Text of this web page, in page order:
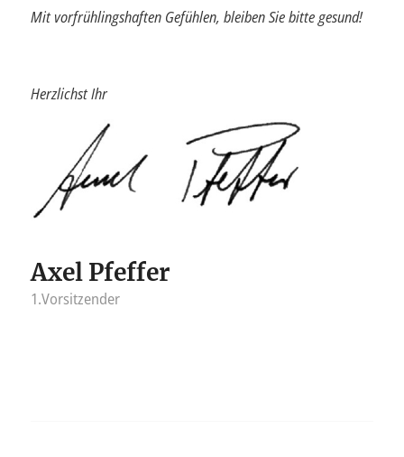
Mit vorfrühlingshaften Gefühlen, bleiben Sie bitte gesund!
Herzlichst Ihr
Axel Pfeffer
1.Vorsitzender